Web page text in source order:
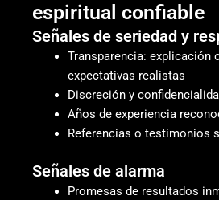
espiritual confiable
Señales de seriedad y
Transparencia: explicación
expectativas realistas
Discreción y
Años de experiencia
Referencias o testimonios
Señales de alarma
Promesas de resultados